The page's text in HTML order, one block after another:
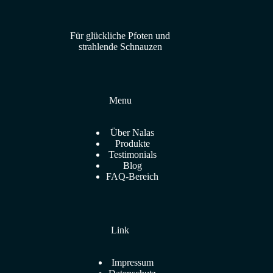
essere
scelte
Für glückliche Pfoten und
strahlende Schnauzen
Menu
Über Nalas
Produkte
Testimonials
Blog
FAQ-Bereich
Link
Impressum